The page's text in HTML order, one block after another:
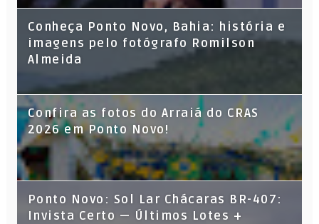
Conheça Ponto Novo, Bahia: história e
imagens pelo fotógrafo Romilson
Almeida
Confira as fotos do Arraiá do CRAS
2026 em Ponto Novo!
Ponto Novo: Sol Lar Chácaras BR-407:
Invista Certo — Últimos Lotes +